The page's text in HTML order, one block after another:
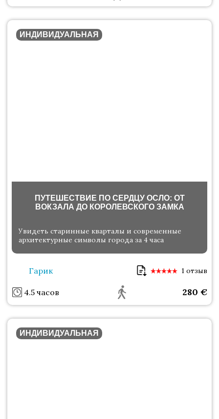
ИНДИВИДУАЛЬНАЯ
ПУТЕШЕСТВИЕ ПО СЕРДЦУ ОСЛО: ОТ
ВОКЗАЛА ДО КОРОЛЕВСКОГО ЗАМКА
Увидеть старинные кварталы и современные
архитектурные символы города за 4 часа
Гарик 1 отзыв
4.5 часов 280 €
ИНДИВИДУАЛЬНАЯ